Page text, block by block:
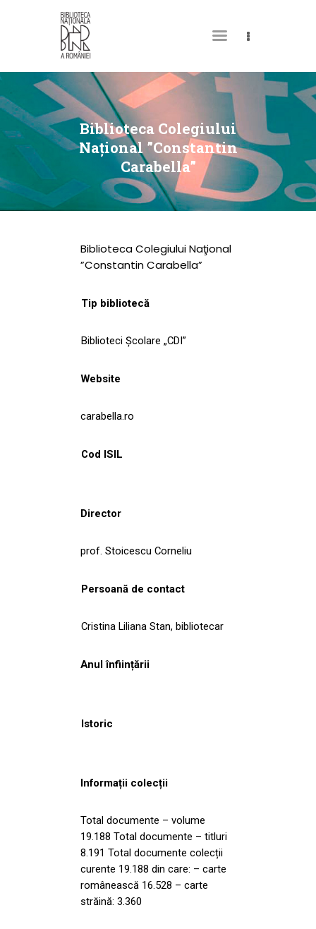
Biblioteca Colegiului
Naţional ”Constantin
Carabella”
DESPRE NOI
PERMISUL MEU DE
BIBLIOTECĂ
CATALOAGE ȘI
COLECȚII
BIBLIOTECA DIGITALĂ
EVENIMENTE
CULTURALE
NOUTĂȚI
Biblioteca Colegiului Naţional
”Constantin Carabella”
Tip bibliotecă
Biblioteci Școlare „CDI”
Website
carabella.ro
Cod ISIL
Director
prof. Stoicescu Corneliu
Persoană de contact
Cristina Liliana Stan, bibliotecar
Anul înființării
Istoric
Informații colecții
Total documente – volume
19.188 Total documente – titluri
8.191 Total documente colecții
curente 19.188 din care: – carte
românească 16.528 – carte
străină: 3.360